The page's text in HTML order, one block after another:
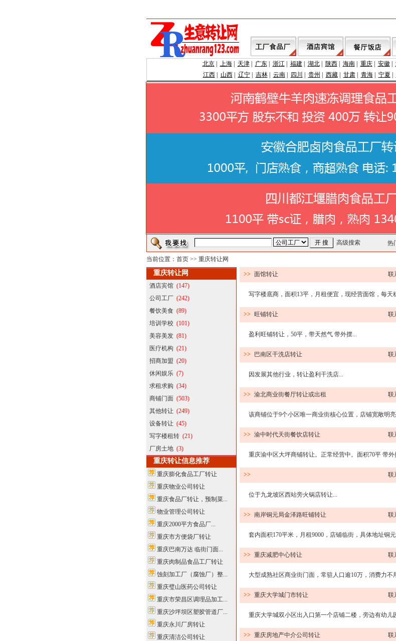
北京| 上海| 天津| 广东| 浙江| 福建| 湖北| 陕西| 海南| 重庆| 安徽|
江西| 山西| 辽宁| 吉林| 云南| 四川 贵州 西藏| 甘肃| 青海| 宁夏
高级搜索 热
当前位置： 首页 >> 重庆转让网
重庆转让网
酒店宾馆 (147)
公司工厂 (242)
餐饮美食 (89)
培训学校 (101)
美容美发 (81)
医疗机构 (21)
招商加盟 (20)
休闲娱乐 (7)
求租求购 (34)
商铺门面 (503)
其他转让 (249)
设备转让 (45)
写字楼租转 (21)
厂房土地 (3)
重庆转让信息推荐
重庆膨化食品工厂转让
重庆物业公司转让
重庆食品厂转让，预制菜...
物业管理公司转让
重庆2000平方食品厂...
重庆市方便袋厂转让
重庆巴南万达 临街门面...
重庆肉制品食品工厂转让
蚀刻加工厂（腐蚀厂）整...
重庆璧山医药公司转让
重庆市荣昌区调理品加工...
重庆沙坪坝区塑胶管道厂...
重庆永川厂房转让
重庆清洁公司转让
>> 面馆转让 联
写字楼底商，面积13平，月租便宜，现经营面馆，每天
>> 旺铺转让 联
盈利旺铺转让，50平，带天然气 带外摆...
>> 巴南区干洗店转让 联
因发展其他行业，转让盈利干洗店...
>> 渝北商业街餐厅转让或出租 联
该商铺位于9个小区唯一商业街核心位置，店铺宽敞明
>> 渝中时代天街餐饮店转让 联
重庆渝中区大坪商铺转让。正常经营中。面积70平 带外
>> 联
位于九龙坡区西站旁火锅店转让...
>> 南岸铜元局金泽路旺铺转让 联
套内面积170平米，月租9000，店铺临街，具体地址铜
>> 重庆减肥中心转让 联
大型成熟社区商业街门面，常驻人口逾10万，消费力不
>> 重庆大学城门市转让 联
重庆大学城双小区出入口第一个店铺二楼，旁边有幼儿
>> 重庆房地产中介公司转让 联